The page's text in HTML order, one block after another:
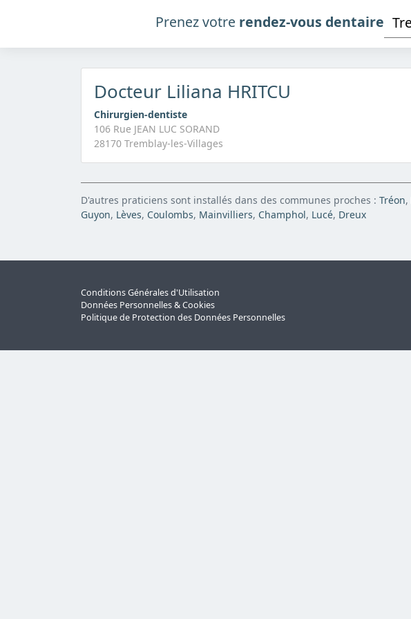
Prenez votre rendez-vous dentaire
Docteur Liliana HRITCU
Chirurgien-dentiste
106 Rue JEAN LUC SORAND
28170 Tremblay-les-Villages
D'autres praticiens sont installés dans des communes proches : Tréon,
Guyon, Lèves, Coulombs, Mainvilliers, Champhol, Lucé, Dreux
Conditions Générales d'Utilisation
Données Personnelles & Cookies
Politique de Protection des Données Personnelles